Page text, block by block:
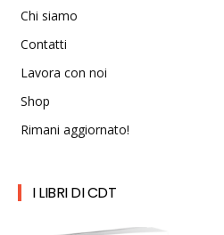
Chi siamo
Contatti
Lavora con noi
Shop
Rimani aggiornato!
I LIBRI DI CDT